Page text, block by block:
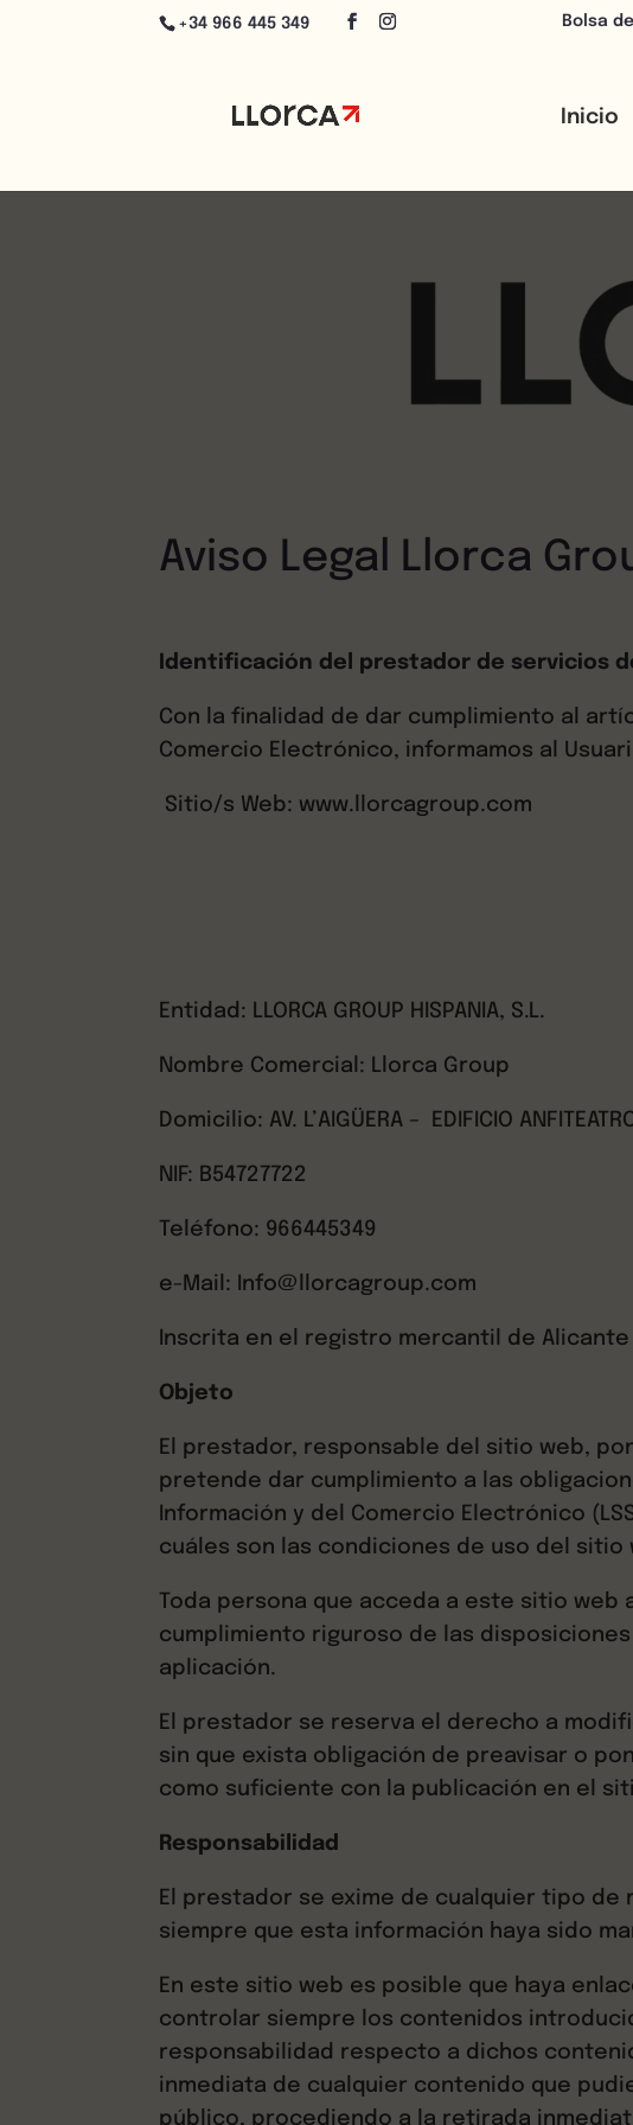
+34 966 445 349 Bolsa
Inicio
Aviso Legal Llorca
Identificación del prestador de servicios
Con la finalidad de dar cumplimiento al
Comercio Electrónico, informamos al
Sitio/s Web: www.llorcagroup.com
Entidad: LLORCA GROUP HISPANIA, S.L.
Nombre Comercial: Llorca Group
Domicilio: AV. L’AIGÜERA – EDIFICIO
NIF: B54727722
Teléfono: 966445349
e-Mail: Info@llorcagroup.com
Inscrita en el registro mercantil de Alicante
Objeto
El prestador, responsable del sitio web,
pretende dar cumplimiento a las
Información y del Comercio Electrónico
cuáles son las condiciones de uso del sitio
Toda persona que acceda a este sitio
cumplimiento riguroso de las
aplicación.
El prestador se reserva el derecho a
sin que exista obligación de preavisar o
como suficiente con la publicación en el
Responsabilidad
El prestador se exime de cualquier tipo
siempre que esta información haya sido
En este sitio web es posible que haya
controlar siempre los contenidos
responsabilidad respecto a dichos
inmediata de cualquier contenido que
público, procediendo a la retirada